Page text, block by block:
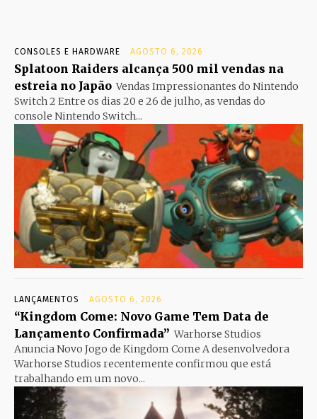
CONSOLES E HARDWARE AGOSTO 6, 2026
Splatoon Raiders alcança 500 mil vendas na
estreia no Japão Vendas Impressionantes do Nintendo
Switch 2 Entre os dias 20 e 26 de julho, as vendas do
console Nintendo Switch...
LANÇAMENTOS AGOSTO 6, 2026
“Kingdom Come: Novo Game Tem Data de
Lançamento Confirmada” Warhorse Studios
Anuncia Novo Jogo de Kingdom Come A desenvolvedora
Warhorse Studios recentemente confirmou que está
trabalhando em um novo...